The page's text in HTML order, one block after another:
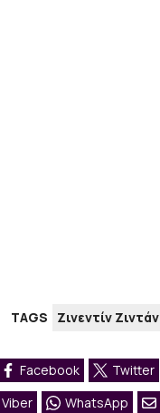
TAGS Ζινεντίν Ζιντάν
Facebook Twitter
Viber
WhatsApp